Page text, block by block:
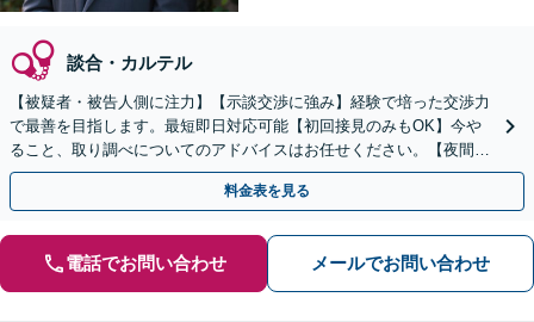
談合・カルテル
【被疑者・被告人側に注力】【示談交渉に強み】経験で培った交渉力
で最善を目指します。最短即日対応可能【初回接見のみもOK】今や
ること、取り調べについてのアドバイスはお任せください。【夜間／
休日対応】
料金表を見る
電話でお問い合わせ メールでお問い合わせ